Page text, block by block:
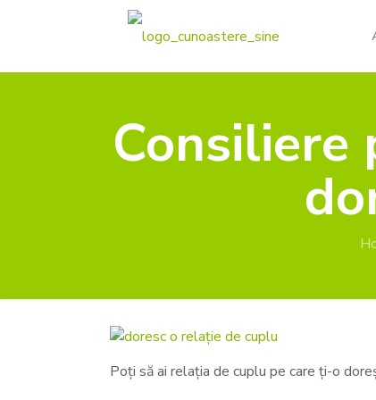
Consiliere
Poți să ai relația de cuplu pe care ți-o